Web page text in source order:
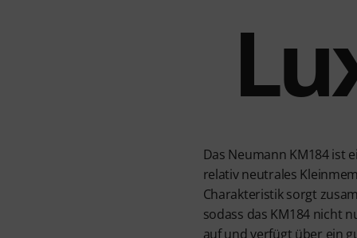
Das Neumann KM184 ist
relativ neutrales
Charakteristik sorgt
sodass das KM184 nicht
auf und verfügt über ein